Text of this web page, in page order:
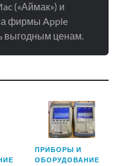
(«Аймак») и
фирмы Apple
выгодным ценам.
ПРИБОРЫ И
ОБОРУДОВАНИЕ